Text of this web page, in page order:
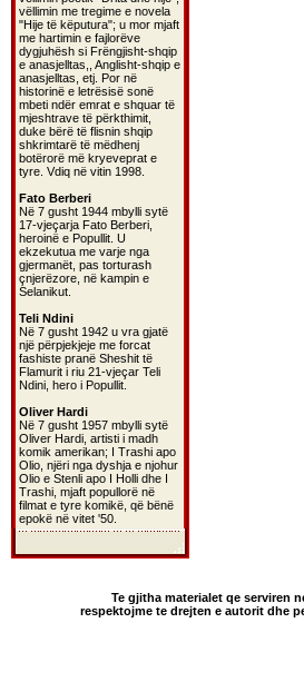
vëllimin me tregime e novela
"Hije të këputura"; u mor mjaft
me hartimin e fajlorëve
dygjuhësh si Frëngjisht-shqip
e anasjelltas,, Anglisht-shqip e
anasjelltas, etj. Por në
historinë e letrësisë sonë
mbeti ndër emrat e shquar të
mjeshtrave të përkthimit,
duke bërë të flisnin shqip
shkrimtarë të mëdhenj
botërorë më kryeveprat e
tyre. Vdiq në vitin 1998.
Fato Berberi
Në 7 gusht 1944 mbylli sytë
17-vjeçarja Fato Berberi,
heroinë e Popullit. U
ekzekutua me varje nga
gjermanët, pas torturash
çnjerëzore, në kampin e
Selanikut.
Teli Ndini
Në 7 gusht 1942 u vra gjatë
një përpjekjeje me forcat
fashiste pranë Sheshit të
Flamurit i riu 21-vjeçar Teli
Ndini, hero i Popullit.
Oliver Hardi
Në 7 gusht 1957 mbylli sytë
Oliver Hardi, artisti i madh
komik amerikan; I Trashi apo
Olio, njëri nga dyshja e njohur
Olio e Stenli apo I Holli dhe I
Trashi, mjaft popullorë në
filmat e tyre komikë, që bënë
epokë në vitet '50.
Te gjitha materialet qe serviren
respektojme te drejten e autorit dhe